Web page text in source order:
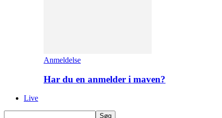
Anmeldelse
Har du en anmelder i maven?
Live